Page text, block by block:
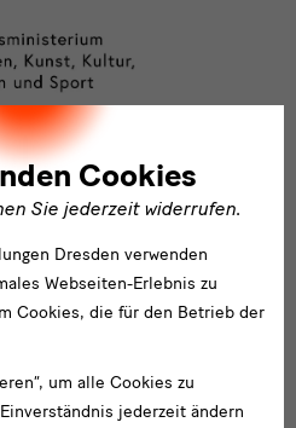
Cookies
Sie jederzeit widerrufen.
Dresden verwenden
Webseiten-Erlebnis zu
Cookies, die für den Betrieb der
um alle Cookies zu
jederzeit ändern